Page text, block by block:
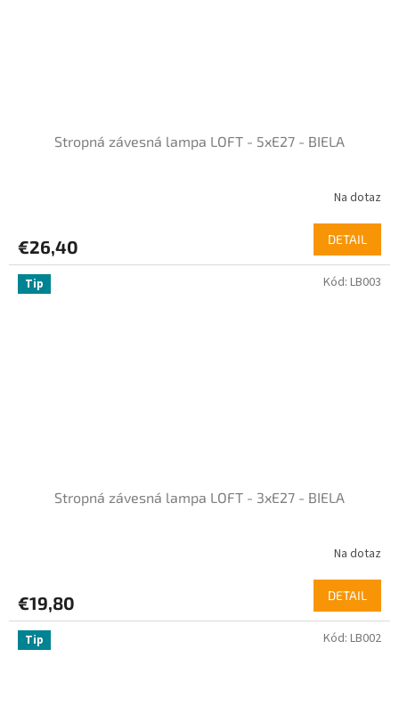
Stropná závesná lampa LOFT - 5xE27 - BIELA
Na dotaz
€26,40 DETAIL
Tip
Stropná závesná lampa LOFT - 3xE27 - BIELA
Na dotaz
€19,80 DETAIL
Kód: LB003
Tip Kód: LB002